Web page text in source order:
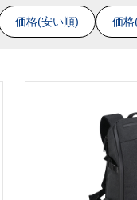
価格(安い順) 価格